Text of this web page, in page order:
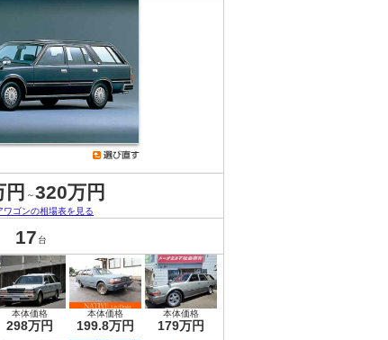
円 ～320万円
ワゴンの相場表を見る
17 台
本体価格
298万円
本体価格
199.8万円
本体価格
179万円